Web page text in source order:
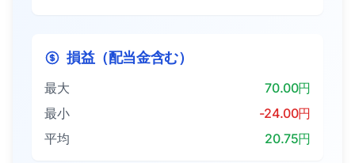
損益（配当金含む）
最大
70.00円
最小
-24.00円
平均
20.75円